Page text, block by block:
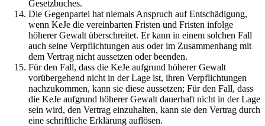
Gesetzbuches.
Die Gegenpartei hat niemals Anspruch auf Entschädigung,
wenn KeJe die vereinbarten Fristen und Fristen infolge
höherer Gewalt überschreitet. Er kann in einem solchen Fall
auch seine Verpflichtungen aus oder im Zusammenhang mit
dem Vertrag nicht aussetzen oder beenden.
Für den Fall, dass die KeJe aufgrund höherer Gewalt
vorübergehend nicht in der Lage ist, ihren Verpflichtungen
nachzukommen, kann sie diese aussetzen; Für den Fall, dass
die KeJe aufgrund höherer Gewalt dauerhaft nicht in der Lage
sein wird, den Vertrag einzuhalten, kann sie den Vertrag durch
eine schriftliche Erklärung auflösen.